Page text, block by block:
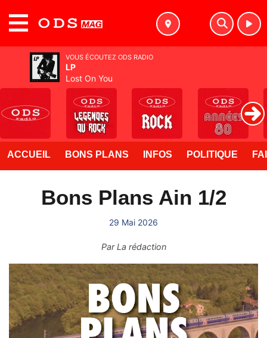
ACCUEIL BONS PLANS INFOS POLITIQUE
Bons Plans Ain 1/2
29 Mai 2026
ParLa rédaction
VOUS ÉCOUTEZ ODS RADIO
LP
Lost On You